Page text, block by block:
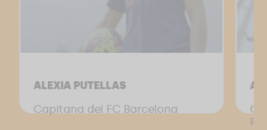
ALEXIA PUTELLAS
Capitana del FC Barcelona